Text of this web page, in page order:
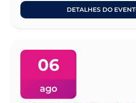
DETALHES DO
06
ago